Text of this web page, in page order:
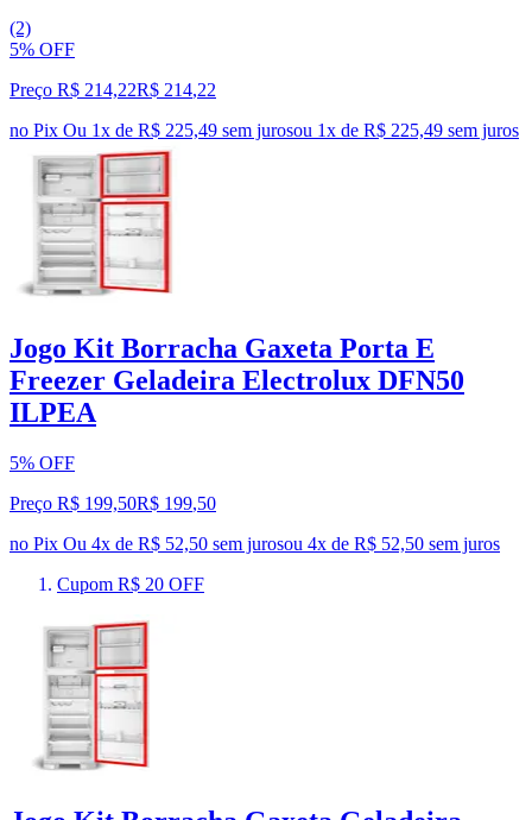
(2)
5% OFF
Preço R$ 214,22R$ 214,22
no Pix Ou 1x de R$ 225,49 sem jurosou 1x de R$ 225,49 sem juros
Jogo Kit Borracha Gaxeta Porta E
Freezer Geladeira Electrolux DFN50
ILPEA
5% OFF
Preço R$ 199,50R$ 199,50
no Pix Ou 4x de R$ 52,50 sem jurosou 4x de R$ 52,50 sem juros
Cupom R$ 20 OFF